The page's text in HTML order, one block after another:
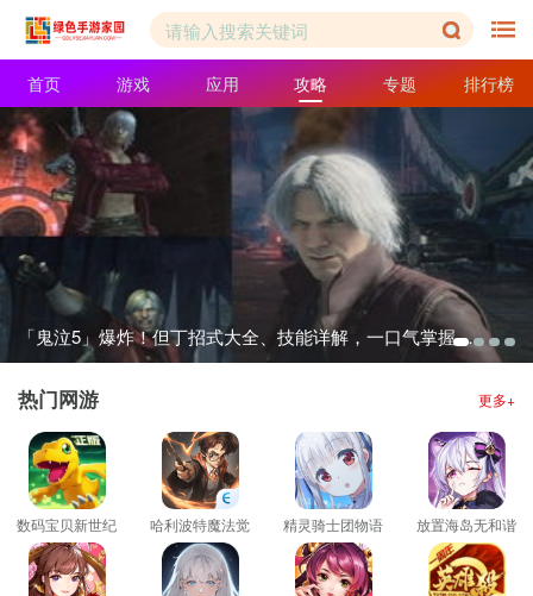
首页 游戏 应用 攻略 专题 排行榜
「鬼泣5」爆炸！但丁招式大全、技能详解，一口气掌握所有！
热门网游 更多+
数码宝贝新世纪
腾讯版 1.1.1 安
卓版
哈利波特魔法觉
醒台服
4.20.20808 安卓
版
精灵骑士团物语
国际服 1.0.0 安
卓版
放置海岛无和谐
版 1.1.0.006 安
卓版